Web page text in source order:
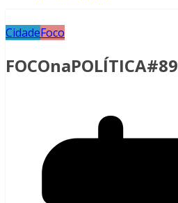
CidadeFoco
FOCOnaPOLÍTICA#89